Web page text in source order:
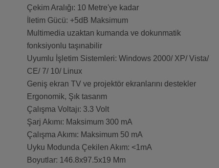
Çekim Aralığı: 10 Metre'ye kadar
İletim Gücü: +5dB Maksimum
Multimedia uzaktan kumanda ve dokunmatik
fonksiyonlu taşınabilir
Uyumlu İşletim Sistemleri: Windows 2000/ XP/ Vista/
CE/ 7/ 10/ Linux
Geniş ekran TV ve projektör ekranlarını destekler
Ergonomik, Şık tasarım
Çalışma Voltajı: 3.3 Volt
Şarj Akımı: Maksimum 300 mA
Çalışma Akımı: Maksimum 50 mA
Uyku Modunda Çekilen Akım: <1mA
Boyutlar: 146.8x97.5x19 Mm